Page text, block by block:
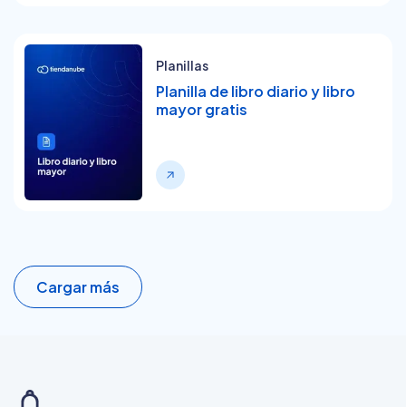
Planillas
Planilla de libro diario y libro
mayor gratis
Cargar más